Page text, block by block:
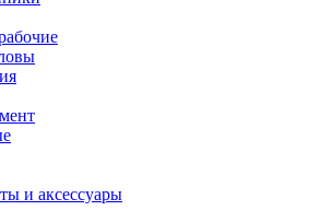
и аксессуары